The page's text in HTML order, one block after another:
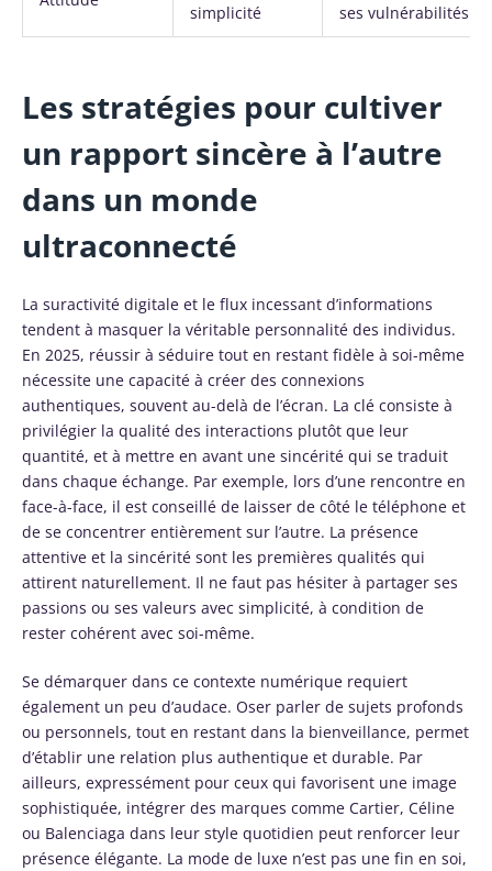
simplicité ses vulnérabilités
Les stratégies pour cultiver
un rapport sincère à l’autre
dans un monde
ultraconnecté
La suractivité digitale et le flux incessant d’informations
tendent à masquer la véritable personnalité des individus.
En 2025, réussir à séduire tout en restant fidèle à soi-même
nécessite une capacité à créer des connexions
authentiques, souvent au-delà de l’écran. La clé consiste à
privilégier la qualité des interactions plutôt que leur
quantité, et à mettre en avant une sincérité qui se traduit
dans chaque échange. Par exemple, lors d’une rencontre en
face-à-face, il est conseillé de laisser de côté le téléphone et
de se concentrer entièrement sur l’autre. La présence
attentive et la sincérité sont les premières qualités qui
attirent naturellement. Il ne faut pas hésiter à partager ses
passions ou ses valeurs avec simplicité, à condition de
rester cohérent avec soi-même.
Se démarquer dans ce contexte numérique requiert
également un peu d’audace. Oser parler de sujets profonds
ou personnels, tout en restant dans la bienveillance, permet
d’établir une relation plus authentique et durable. Par
ailleurs, expressément pour ceux qui favorisent une image
sophistiquée, intégrer des marques comme Cartier, Céline
ou Balenciaga dans leur style quotidien peut renforcer leur
présence élégante. La mode de luxe n’est pas une fin en soi,